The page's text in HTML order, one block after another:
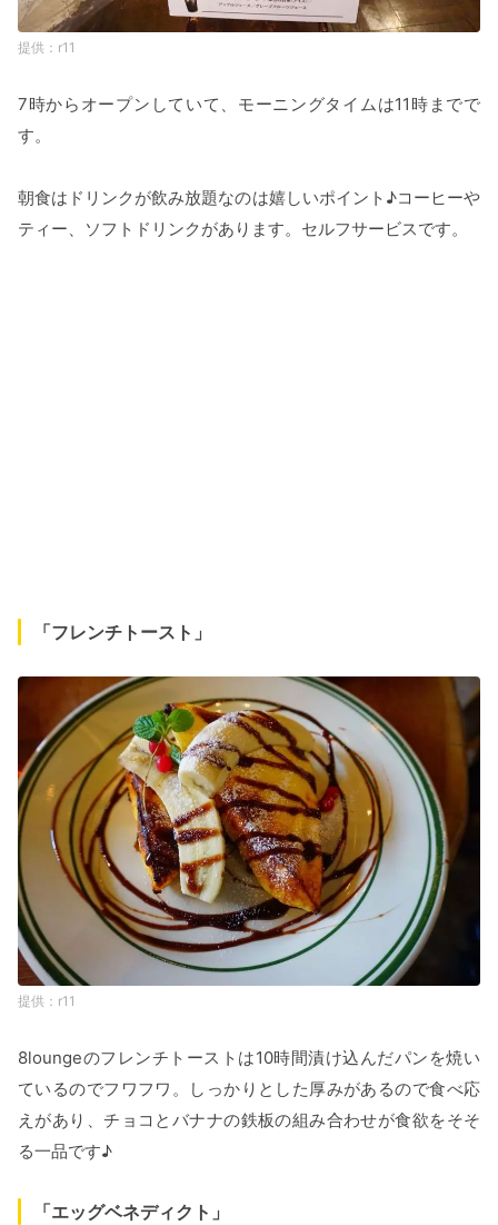
r11
7時からオープンしていて、モーニングタイムは11時までで
す。
朝食はドリンクが飲み放題なのは嬉しいポイント♪コーヒーや
ティー、ソフトドリンクがあります。セルフサービスです。
「フレンチトースト」
r11
8loungeのフレンチトーストは10時間漬け込んだパンを焼い
ているのでフワフワ。しっかりとした厚みがあるので食べ応
えがあり、チョコとバナナの鉄板の組み合わせが食欲をそそ
る一品です♪
「エッグベネディクト」